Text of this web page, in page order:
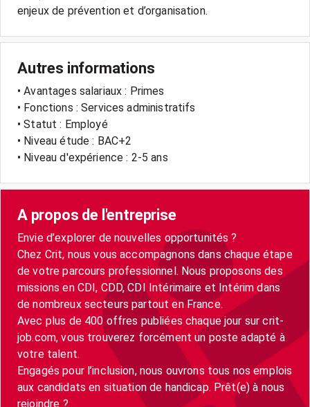
enjeux de prévention et d’organisation.
Autres informations
• Avantages salariaux : Primes
• Fonctions : Services administratifs
• Statut : Employé
• Niveau étude : BAC+2
• Niveau d'expérience : 2-5 ans
A propos de l'entreprise
Envie d’explorer de nouvelles opportunités ?
Chez Crit, nous vous accompagnons dans chaque étape
de votre parcours professionnel. Nous proposons des
missions en CDI, CDD, CDI Intérimaire et Intérim dans
de nombreux secteurs partout en France.
Avec plus de 400 offres publiées chaque jour sur crit-
job.com, vous trouverez forcément un poste adapté à
votre talent.
Engagés pour l’inclusion, nous ouvrons tous nos emplois
aux candidats en situation de handicap. Prêt(e) à nous